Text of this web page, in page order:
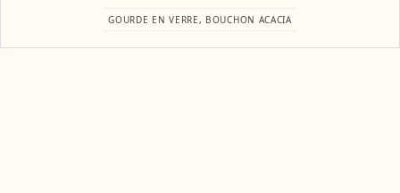
GOURDE EN VERRE, BOUCHON ACACIA